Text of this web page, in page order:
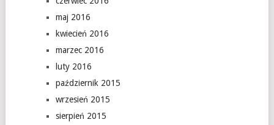
maj 2016
kwiecień 2016
marzec 2016
luty 2016
październik 2015
wrzesień 2015
sierpień 2015